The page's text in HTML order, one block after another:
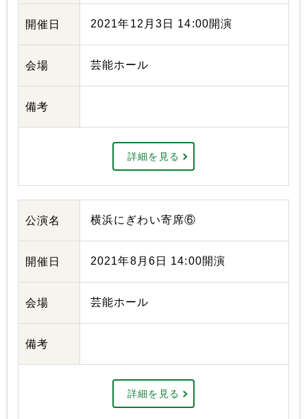
開催日 2021年12月3日 14:00開演
会場 芸能ホール
備考
詳細を見る
公演名 横浜にぎわい寄席⑥
開催日 2021年8月6日 14:00開演
会場 芸能ホール
備考
詳細を見る